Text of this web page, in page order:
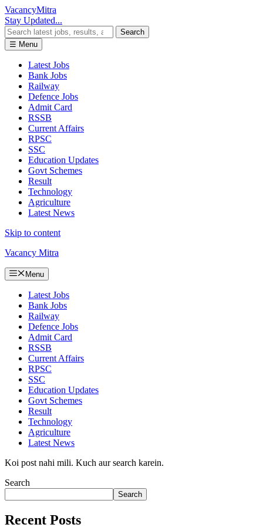
VacancyMitra
Stay Updated...
Search
☰ Menu
Latest Jobs
Bank Jobs
Railway
Defence Jobs
Admit Card
RSSB
Current Affairs
RPSC
SSC
Education Updates
Govt Schemes
Result
Technology
Agriculture
Latest News
Skip to content
Vacancy Mitra
Menu
Latest Jobs
Bank Jobs
Railway
Defence Jobs
Admit Card
RSSB
Current Affairs
RPSC
SSC
Education Updates
Govt Schemes
Result
Technology
Agriculture
Latest News
Koi post nahi mili. Kuch aur search karein.
Search
Search
Recent Posts